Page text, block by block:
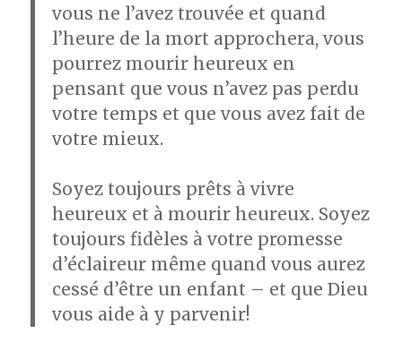
vous ne l’avez trouvée et quand
l’heure de la mort approchera, vous
pourrez mourir heureux en
pensant que vous n’avez pas perdu
votre temps et que vous avez fait de
votre mieux.
Soyez toujours prêts à vivre
heureux et à mourir heureux. Soyez
toujours fidèles à votre promesse
d’éclaireur même quand vous aurez
cessé d’être un enfant – et que Dieu
vous aide à y parvenir!